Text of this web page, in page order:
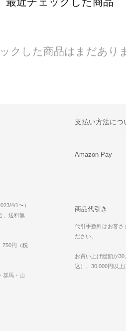
クした商品はまだあり
4/1〜）
、送料無
750円（税
群馬・山
支払い方法につ
Amazon Pay
商品代引き
代引手数料はお客さ
ださい。
お買い上げ総額が
込）、30,000円以上